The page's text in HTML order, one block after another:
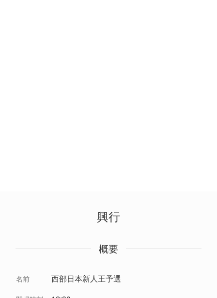
興行
概要
名前 西部日本新人王予選